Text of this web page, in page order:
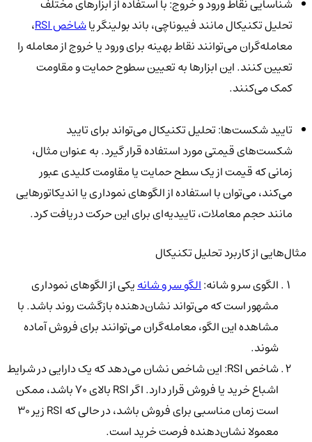
شناسایی نقاط ورود و خروج: با استفاده از ابزارهای مختلف
تحلیل تکنیکال مانند فیبوناچی، باند بولینگر یاشاخص RSI
،
معامله‌گران می‌توانند نقاط بهینه برای ورود یا خروج از معامله را
تعیین کنند. این ابزارها به تعیین سطوح حمایت و مقاومت
کمک می‌کنند.
تایید شکست‌ها: تحلیل تکنیکال می‌تواند برای تایید
شکست‌های قیمتی مورد استفاده قرار گیرد. به عنوان مثال،
زمانی که قیمت از یک سطح حمایت یا مقاومت کلیدی عبور
می‌کند، می‌توان با استفاده از الگوهای نموداری یا اندیکاتورهایی
مانند حجم معاملات، تاییدیه‌ای برای این حرکت دریافت کرد.
مثال‌هایی از کاربرد تحلیل تکنیکال
الگوی سر و شانه:الگو سر و شانهیکی از الگوهای نموداری
مشهور است که می‌تواند نشان‌دهنده بازگشت روند باشد. با
مشاهده این الگو، معامله‌گران می‌توانند برای فروش آماده
شوند.
شاخص RSI: این شاخص نشان می‌دهد که یک دارایی در شرایط
اشباع خرید یا فروش قرار دارد. اگر RSI بالای 70 باشد، ممکن
است زمان مناسبی برای فروش باشد، در حالی که RSI زیر 30
معمولا نشان‌دهنده فرصت خرید است.